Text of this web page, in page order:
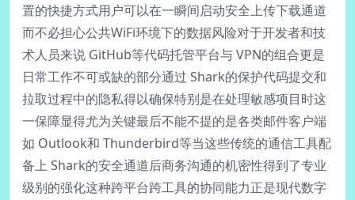
置的快捷方式用户可以在一瞬间启动安全上传下载通道
而不必担心公共WiFi环境下的数据风险对于开发者和技
术人员来说 GitHub等代码托管平台与 VPN的组合更是
日常工作不可或缺的部分通过 Shark的保护代码提交和
拉取过程中的隐私得以确保特别是在处理敏感项目时这
一保障显得尤为关键最后不能不提的是各类邮件客户端
如 Outlook和 Thunderbird等当这些传统的通信工具配
备上 Shark的安全通道后商务沟通的机密性得到了专业
级别的强化这种跨平台跨工具的协同能力正是现代数字